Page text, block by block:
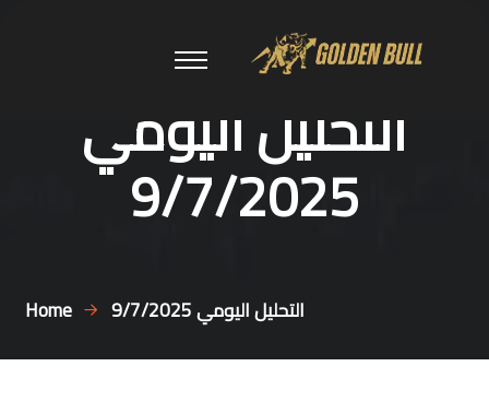
التحليل اليومي
9/7/2025
Home التحليل اليومي 9/7/2025